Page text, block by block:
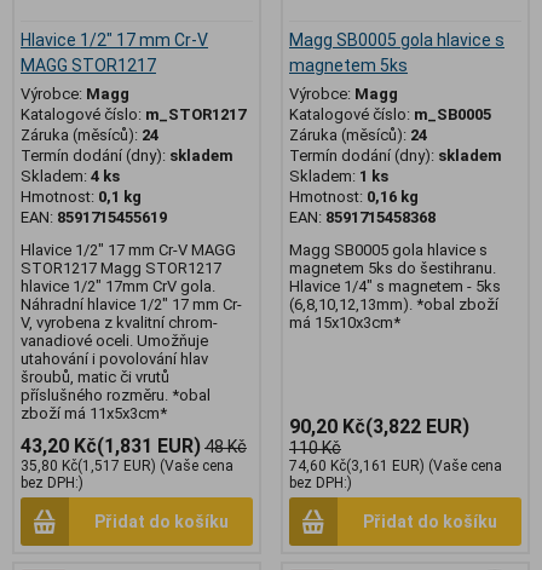
Hlavice 1/2" 17 mm Cr-V
MAGG STOR1217
Výrobce: Magg
Katalogové číslo: m_STOR1217
Záruka (měsíců): 24
Termín dodání (dny): skladem
Skladem: 4 ks
Hmotnost: 0,1 kg
EAN: 8591715455619
Hlavice 1/2" 17 mm Cr-V MAGG
STOR1217 Magg STOR1217
hlavice 1/2" 17mm CrV gola.
Náhradní hlavice 1/2" 17 mm Cr-
V, vyrobena z kvalitní chrom-
vanadiové oceli. Umožňuje
utahování i povolování hlav
šroubů, matic či vrutů
příslušného rozměru. *obal
zboží má 11x5x3cm*
43,20 Kč(1,831 EUR)48 Kč
35,80 Kč(1,517 EUR) (Vaše cena
bez DPH:)
Přidat do košíku
Magg SB0005 gola hlavice s
magnetem 5ks
Výrobce: Magg
Katalogové číslo: m_SB0005
Záruka (měsíců): 24
Termín dodání (dny): skladem
Skladem: 1 ks
Hmotnost: 0,16 kg
EAN: 8591715458368
Magg SB0005 gola hlavice s
magnetem 5ks do šestihranu.
Hlavice 1/4" s magnetem - 5ks
(6,8,10,12,13mm). *obal zboží
má 15x10x3cm*
90,20 Kč(3,822 EUR)
110 Kč
74,60 Kč(3,161 EUR) (Vaše cena
bez DPH:)
Přidat do košíku